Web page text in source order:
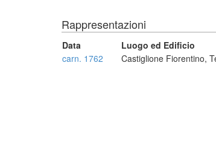
Rappresentazioni
Data Luogo ed Edificio
carn. 1762
Castiglione Fiorentino,